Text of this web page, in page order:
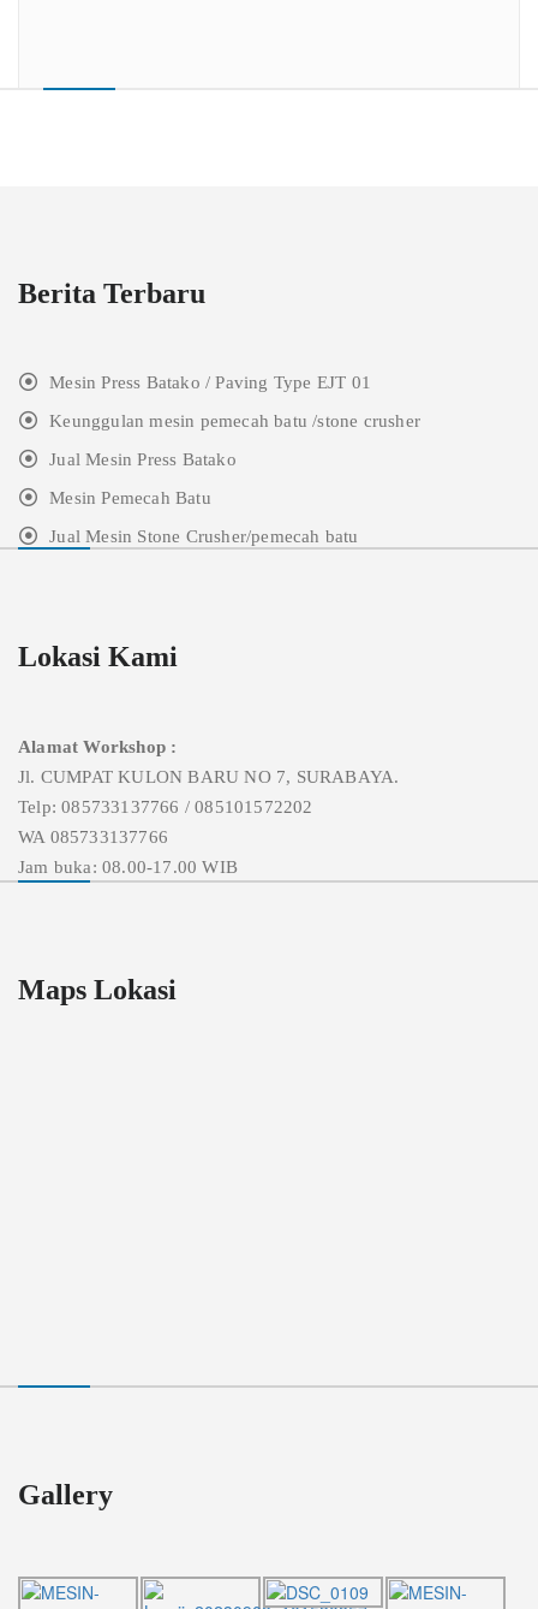
Berita Terbaru
Mesin Press Batako / Paving Type EJT 01
Keunggulan mesin pemecah batu /stone crusher
Jual Mesin Press Batako
Mesin Pemecah Batu
Jual Mesin Stone Crusher/pemecah batu
Lokasi Kami
Alamat Workshop :
Jl. CUMPAT KULON BARU NO 7, SURABAYA.
Telp: 085733137766 / 085101572202
WA 085733137766
Jam buka: 08.00-17.00 WIB
Maps Lokasi
Gallery